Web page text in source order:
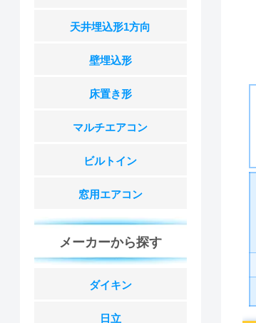
天井埋込形1方向
壁埋込形
床置き形
マルチエアコン
ビルトイン
窓用エアコン
メーカーから探す
ダイキン
日立